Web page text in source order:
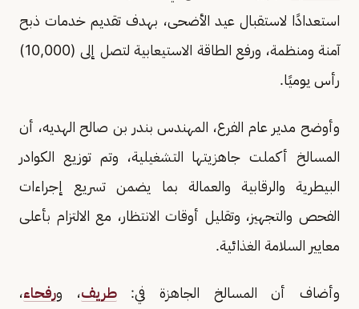
استعدادًا لاستقبال عيد الأضحى، بهدف تقديم خدمات ذبح
آمنة ومنظمة، ورفع الطاقة الاستيعابية لتصل إلى (10,000)
رأس يوميًا.
وأوضح مدير عام الفرع، المهندس بندر بن صالح الهديه، أن
المسالخ أكملت جاهزيتها التشغيلية، وتم توزيع الكوادر
البيطرية والرقابية والعمالة بما يضمن تسريع إجراءات
الفحص والتجهيز، وتقليل أوقات الانتظار، مع الالتزام بأعلى
معايير السلامة الغذائية.
وأضاف أن المسالخ الجاهزة في:طريف، ورفحاء،